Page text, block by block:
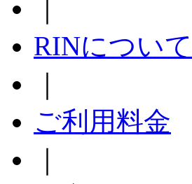
RINについて
ご利用料金